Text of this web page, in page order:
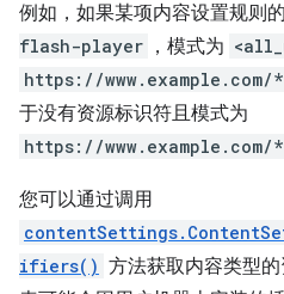
例如，如果某项内容设置规则
flash-player ，模式为
https://www.example.com/*
于没有资源标识符且模式为
https://www.example.com/*
您可以通过调用
ifiers() 方法获取内容类型